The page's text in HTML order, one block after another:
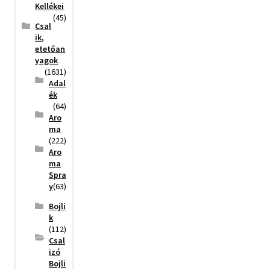
Kellékei
(45)
Csal
ik,
etetőan
yagok
(1631)
Adal
ék
(64)
Aro
ma
(222)
Aro
ma
Spra
y(63)
Bojli
k
(112)
Csal
izó
Bojli